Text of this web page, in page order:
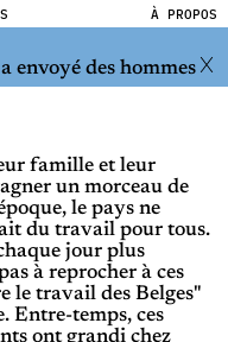
À PROPOS
envoyé des hommes
famille et leur
un morceau de
le pays ne
du travail pour tous.
jour plus
à reprocher à ces
le travail des Belges"
Entre-temps, ces
ont grandi chez